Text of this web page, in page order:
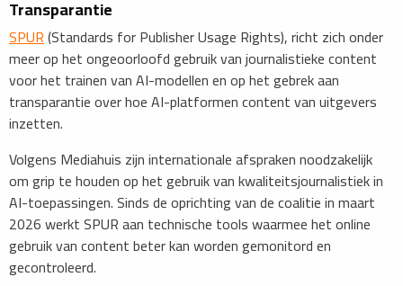
Transparantie
SPUR(Standards for Publisher Usage Rights), richt zich onder
meer op het ongeoorloofd gebruik van journalistieke content
voor het trainen van AI-modellen en op het gebrek aan
transparantie over hoe AI-platformen content van uitgevers
inzetten.
Volgens Mediahuis zijn internationale afspraken noodzakelijk
om grip te houden op het gebruik van kwaliteitsjournalistiek in
AI-toepassingen. Sinds de oprichting van de coalitie in maart
2026 werkt SPUR aan technische tools waarmee het online
gebruik van content beter kan worden gemonitord en
gecontroleerd.